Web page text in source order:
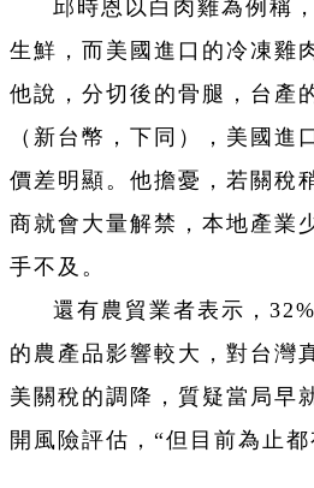
邱時恩以白肉雞為例稱
生鮮，而美國進口的冷凍雞
他說，分切後的骨腿，台產
（新台幣，下同），美國進
價差明顯。他擔憂，若關稅
商就會大量解禁，本地產業
手不及。
還有農貿業者表示，
的農產品影響較大，對台灣
美關稅的調降，質疑當局早
開風險評估，“但目前為止都